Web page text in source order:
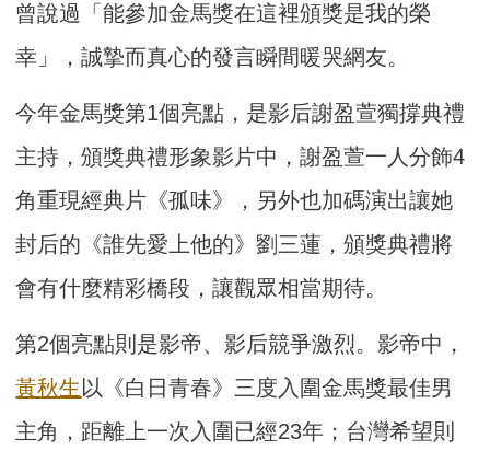
曾說過「能參加金馬獎在這裡頒獎是我的榮
幸」，誠摯而真心的發言瞬間暖哭網友。
今年金馬獎第1個亮點，是影后謝盈萱獨撐典禮
主持，頒獎典禮形象影片中，謝盈萱一人分飾4
角重現經典片《孤味》，另外也加碼演出讓她
封后的《誰先愛上他的》劉三蓮，頒獎典禮將
會有什麼精彩橋段，讓觀眾相當期待。
第2個亮點則是影帝、影后競爭激烈。影帝中，
黃秋生以《白日青春》三度入圍金馬獎最佳男
主角，距離上一次入圍已經23年；台灣希望則